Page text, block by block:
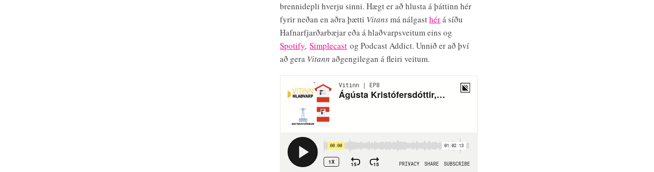
brennidepli hverju sinni. Hægt er að hlusta á þáttinn hér
fyrir neðan en aðra þætti Vitansmá nálgasthérá síðu
Hafnarfjarðarbæjar eða á hlaðvarpsveitum eins og
Spotify,Simplecast og Podcast Addict. Unnið er að því
að gera Vitann aðgengilegan á fleiri veitum.